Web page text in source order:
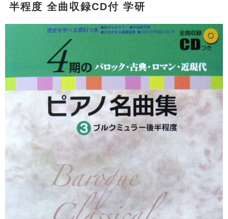
半程度 全曲収録CD付 学研